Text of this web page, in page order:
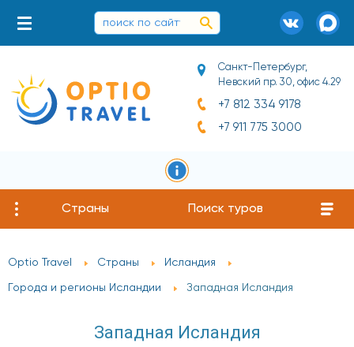
Санкт-Петербург,
Невский пр. 30, офис 4.29
+7 812 334 9178
+7 911 775 3000
Страны Поиск туров
Optio Travel Страны Исландия
Города и регионы Исландии Западная Исландия
Западная Исландия